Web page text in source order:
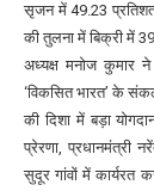
सृजन में 49.23 प्रतिशत
की तुलना में बिक्री में
अध्यक्ष मनोज कुमार
‘विकसित भारत’ के
की दिशा में बड़ा
प्रेरणा, प्रधानमंत्री
सुदूर गांवों में कार्यरत